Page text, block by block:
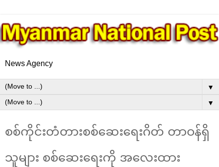
News Agency
▼
▼
စစ်ကိုင်းတံတားစစ်ဆေးရေးဂိတ် တာဝန်ရှိ
သူများ စစ်ဆေးရေးကို အလေးထား